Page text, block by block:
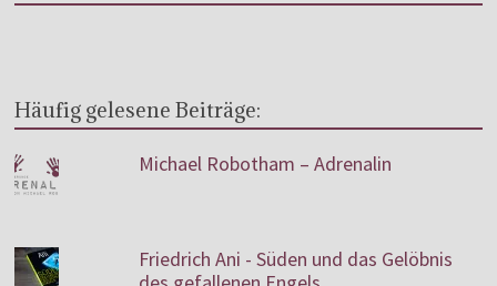
Häufig gelesene Beiträge:
Michael Robotham – Adrenalin
Friedrich Ani - Süden und das Gelöbnis